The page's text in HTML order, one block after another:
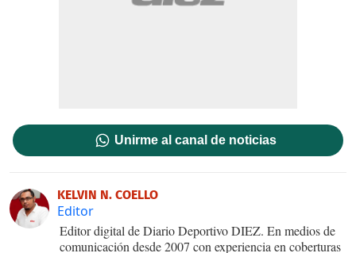
Unirme al canal de noticias
KELVIN N. COELLO
Editor
Editor digital de Diario Deportivo DIEZ. En medios de
comunicación desde 2007 con experiencia en coberturas